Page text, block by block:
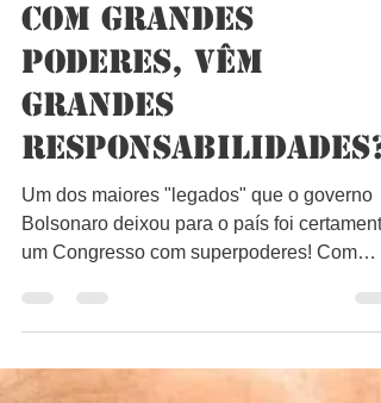
Bruno Lago
3 de jun. de 2024
2 min de leitura
Com grandes
poderes, vêm
grandes
responsabilidades?
Um dos maiores "legados" que o governo